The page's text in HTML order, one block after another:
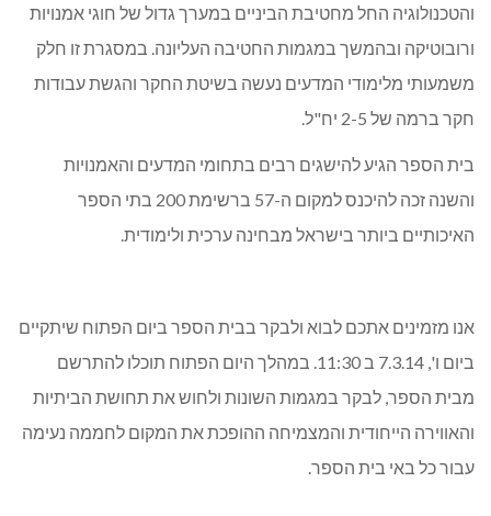
והטכנולוגיה החל מחטיבת הביניים במערך גדול של חוגי אמנויות
ורובוטיקה ובהמשך במגמות החטיבה העליונה. במסגרת זו חלק
משמעותי מלימודי המדעים נעשה בשיטת החקר והגשת עבודות
חקר ברמה של 2-5 יח"ל.
בית הספר הגיע להישגים רבים בתחומי המדעים והאמנויות
והשנה זכה להיכנס למקום ה-57 ברשימת 200 בתי הספר
האיכותיים ביותר בישראל מבחינה ערכית ולימודית.
אנו מזמינים אתכם לבוא ולבקר בבית הספר ביום הפתוח שיתקיים
ביום ו', 7.3.14 ב 11:30. במהלך היום הפתוח תוכלו להתרשם
מבית הספר, לבקר במגמות השונות ולחוש את תחושת הביתיות
והאווירה הייחודית והמצמיחה ההופכת את המקום לחממה נעימה
עבור כל באי בית הספר.